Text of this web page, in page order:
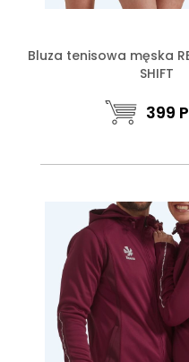
Bluza tenisowa męska
SHIFT
399